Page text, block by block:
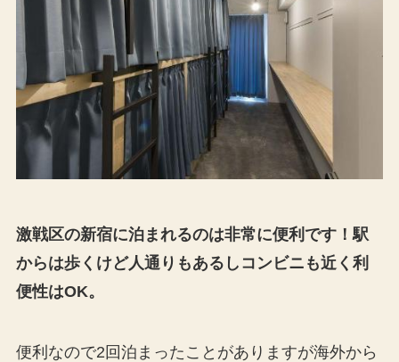
激戦区の新宿に泊まれるのは非常に便利です！駅
からは歩くけど人通りもあるしコンビニも近く利
便性はOK。
便利なので2回泊まったことがありますが海外から